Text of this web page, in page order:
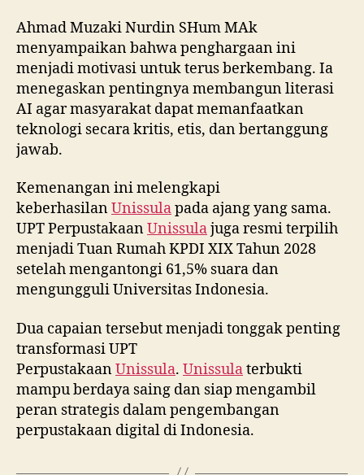
Ahmad Muzaki Nurdin SHum MAk
menyampaikan bahwa penghargaan ini
menjadi motivasi untuk terus berkembang. Ia
menegaskan pentingnya membangun literasi
AI agar masyarakat dapat memanfaatkan
teknologi secara kritis, etis, dan bertanggung
jawab.
Kemenangan ini melengkapi
keberhasilanUnissulapada ajang yang sama.
UPT PerpustakaanUnissulajuga resmi terpilih
menjadi Tuan Rumah KPDI XIX Tahun 2028
setelah mengantongi 61,5% suara dan
mengungguli Universitas Indonesia.
Dua capaian tersebut menjadi tonggak penting
transformasi UPT
PerpustakaanUnissula. Unissulaterbukti
mampu berdaya saing dan siap mengambil
peran strategis dalam pengembangan
perpustakaan digital di Indonesia.